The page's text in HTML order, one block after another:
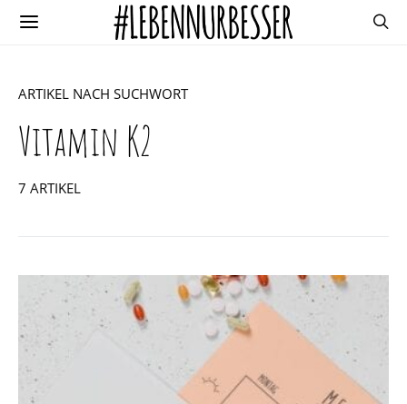
ARTIKEL NACH SUCHWORT
Vitamin K2
7 ARTIKEL